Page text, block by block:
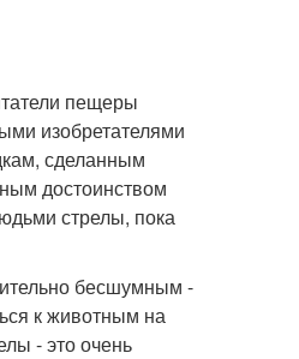
пещеры
изобретателями
сделанным
достоинством
стрелы, пока
бесшумным -
к животным на
- это очень